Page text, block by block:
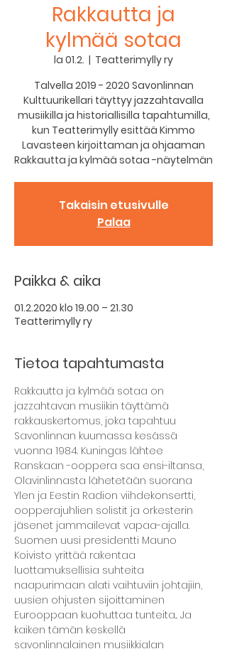
Rakkautta ja
kylmää sotaa
la 01.2.
  |
Teatterimylly ry
Talvella 2019 - 2020 Savonlinnan
Kulttuurikellari täyttyy jazzahtavalla
musiikilla ja historiallisilla tapahtumilla,
kun Teatterimylly esittää Kimmo
Lavasteen kirjoittaman ja ohjaaman
Rakkautta ja kylmää sotaa -näytelmän
Takaisin etusivulle
Palaa
Paikka & aika
01.2.2020 klo 19.00 – 21.30
Teatterimylly ry
Tietoa tapahtumasta
Rakkautta ja kylmää sotaa on
jazzahtavan musiikin täyttämä
rakkauskertomus, joka tapahtuu
Savonlinnan kuumassa kesässä
vuonna 1984. Kuningas lähtee
Ranskaan -ooppera saa ensi-iltansa,
Olavinlinnasta lähetetään suorana
Ylen ja Eestin Radion viihdekonsertti,
oopperajuhlien solistit ja orkesterin
jäsenet jammailevat vapaa-ajalla.
Suomen uusi presidentti Mauno
Koivisto yrittää rakentaa
luottamuksellisia suhteita
naapurimaan alati vaihtuviin johtajiin,
uusien ohjusten sijoittaminen
Eurooppaan kuohuttaa tunteita... Ja
kaiken tämän keskellä
savonlinnalainen musiikkialan